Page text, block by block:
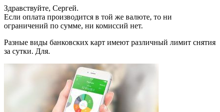
Здравствуйте, Сергей.
Если оплата производится в той же валюте, то ни
ограничений по сумме, ни комиссий нет.
Разные виды банковских карт имеют различный лимит снятия
за сутки. Для.